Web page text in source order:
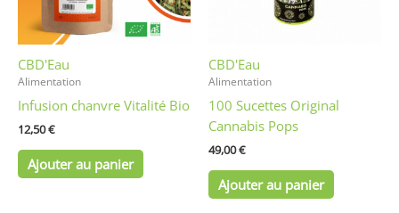
CBD'Eau
Alimentation
Infusion chanvre Vitalité Bio
12,50€
Ajouter au panier
CBD'Eau
Alimentation
100 Sucettes Original
Cannabis Pops
49,00€
Ajouter au panier